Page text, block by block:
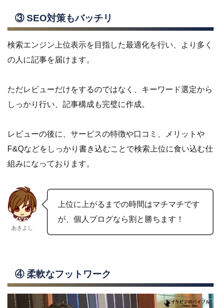
③ SEO対策もバッチリ
検索エンジン上位表示を目指した最適化を行い、より多く
の人に記事を届けます。
ただレビューだけをするのではなく、キーワード選定から
しっかり行い、記事構成も完璧に作成。
レビューの後に、サービスの特徴や口コミ、メリットや
F&Qなどをしっかり書き込むことで検索上位に食い込む仕
組みになっております。
あきよし
上位に上がるまでの時間はマチマチです
が、個人ブログなら割と勝ちます！
④ 柔軟なフットワーク